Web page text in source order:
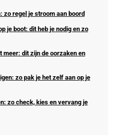
zo regel je stroom aan boord
je boot: dit heb je nodig en zo
dit zijn de oorzaken en
zo pak je het zelf aan op je
zo check, kies en vervang je